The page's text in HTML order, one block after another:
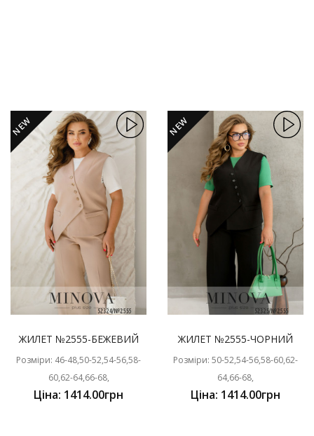
NEW
ЖИЛЕТ №2555-БЕЖЕВИЙ
Розміри: 46-48,50-52,54-56,58-
60,62-64,66-68,
Ціна: 1414.00грн
NEW
ЖИЛЕТ №2555-ЧОРНИЙ
Розміри: 50-52,54-56,58-60,62-
64,66-68,
Ціна: 1414.00грн